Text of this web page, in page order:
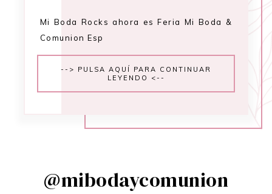
Mi Boda Rocks ahora es Feria Mi Boda &
Comunion Esp
--> PULSA AQUÍ PARA CONTINUAR
LEYENDO <--
@mibodaycomunion